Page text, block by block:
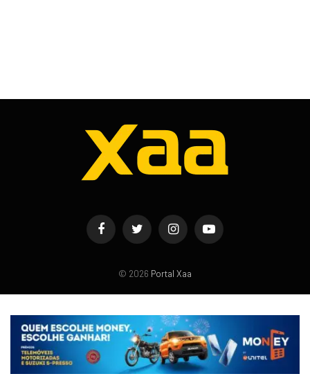
FacebookTwitter InstagramYouTube
© 2026 Portal Xaa